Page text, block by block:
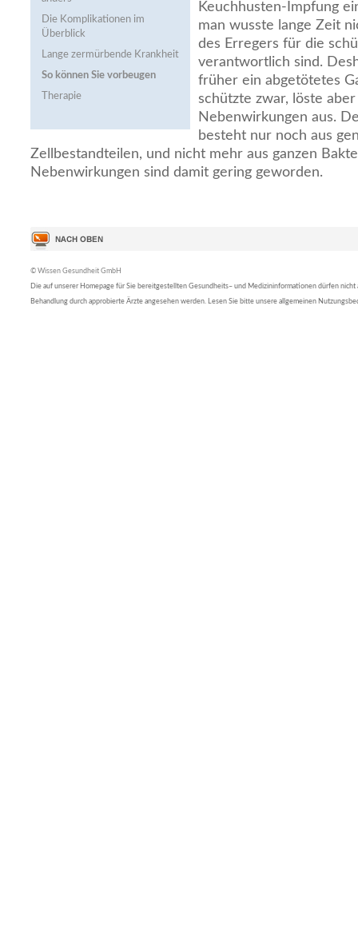
Die Komplikationen im
Überblick
Lange zermürbende Krankheit
So können Sie vorbeugen
Therapie
Keuchhusten-Impfung
man wusste lange Zeit
des Erregers für die
verantwortlich sind.
früher ein abgetötetes
schützte zwar, löste
Nebenwirkungen aus.
besteht nur noch aus
Zellbestandteilen, und nicht mehr aus ganzen
Nebenwirkungen sind damit gering geworden.
© Wissen Gesundheit GmbH
Die auf unserer Homepage für Sie bereitgestellten Gesundheits– und Medizininformationen dürfen nicht
Behandlung durch approbierte Ärzte angesehen werden. Lesen Sie bitte unsere allgemeinen